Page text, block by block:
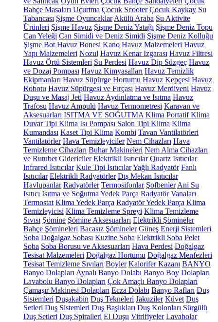
Bahçe Masaları Uçurtma Çocuk Scooter Çocuk Kaykay Su
Tabancası Şişme Oyuncaklar Akülü Araba Su Aktivite
Ürünleri Şişme Havuz Şişme Deniz Yatağı Şişme Deniz Topu
Can Yeleği Can Simidi ve Deniz Simidi Şişme Deniz Kolluğu
Şişme Bot Havuz Bonesi Kano Havuz Malzemeleri Havuz
Yapı Malzemeleri Nozul Havuz Kenar Izgarası Havuz Filtresi
Havuz Örtü Sistemleri Su Perdesi Havuz Dip Süzgeç Havuz
ve Dozaj Pompası Havuz Kimyasalları Havuz Temizlik
Ekipmanları Havuz Süpürge Hortumu Havuz Kepçesi Havuz
Robotu Havuz Süpürgesi ve Fırçası Havuz Merdiveni Havuz
Duşu ve Masaj Jeti Havuz Aydınlatma ve Isıtma Havuz
Trafosu Havuz Ampulü Havuz Termometresi Karavan ve
Aksesuarları ISITMA VE SOĞUTMA Klima Portatif Klima
Duvar Tipi Klima Isı Pompası Salon Tipi Klima Klima
Kumandası Kaset Tipi Klima Kombi Tavan Vantilatörleri
Vantilatörler Hava Temizleyiciler Nem Cihazları Hava
Temizleme Cihazları Buhar Makineleri Nem Alma Cihazları
ve Rutubet Gidericiler Elektrikli Isıtıcılar Quartz Isıtıcılar
Infrared Isıtıcılar Kule Tipi IsıtıcılarYağlı Radyatör Fanlı
Isıtıcılar Elektrikli Radyatörler Dış Mekan Isıtıcılar
Havlupanlar Radyatörler Termosifonlar Şofbenler Ani Su
Isıtıcı Isıtma ve Soğutma Yedek Parça Radyatör Vanaları
Termostat Klima Yedek Parça Radyatör Yedek Parça Klima
Temizleyicisi Klima Temizleme Spreyi Klima Temizleme
Sıvısı Şömine Şömine Aksesuarları Elektrikli Şömineler
Bahçe Şömineleri Bacasız Şömineler Güneş Enerji Sistemleri
Soba Doğalgaz Sobası Kuzine Soba Elektrikli Soba Pelet
Soba Soba Borusu ve Aksesuarları Hava Perdesi Doğalgaz
Tesisat Malzemeleri Doğalgaz Hortumu Doğalgaz Menfezleri
Tesisat Temizleme Sıvıları Boyler Kalorifer Kazanı BANYO
Banyo Dolapları Aynalı Banyo Dolabı Banyo Boy Dolapları
Lavabolu Banyo Dolapları Çok Amaçlı Banyo Dolapları
Çamaşır Makinesi Dolapları Ecza Dolabı Banyo Rafları Duş
Sistemleri Duşakabin Duş Tekneleri Jakuziler Küvet Duş
Setleri Duş Sistemleri Duş Başlıkları Duş Kolonları Sürgülü
Duş Setleri Duş Spiralleri El Duşu Vitrifiyeler Lavabolar